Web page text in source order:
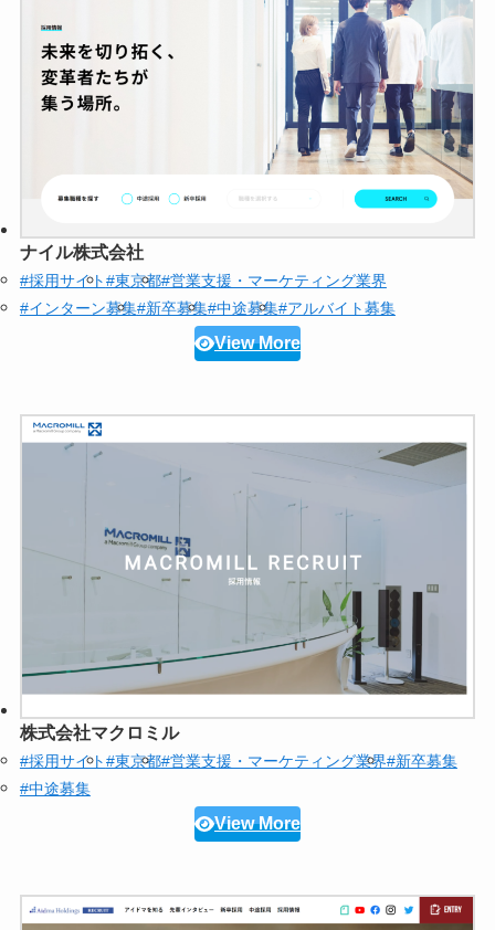
ナイル株式会社
#採用サイト#東京都#営業支援・マーケティング業界
#インターン募集#新卒募集#中途募集#アルバイト募集
View More
株式会社マクロミル
#採用サイト#東京都#営業支援・マーケティング業界#新卒募集
#中途募集
View More